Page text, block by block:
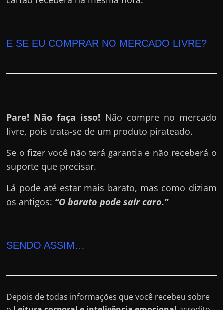
E SE EU COMPRAR NO MERCADO LIVRE?
Pare! Não faça isso! Não compre no mercado
livre, pois trata-se de um produto pirateado.
Se o fizer você não terá garantia e não receberá o
suporte que precisar.
Lá pode até estar mais barato, mas como diziam
os antigos: “O barato pode sair caro.”
SENDO ASSIM…
Depois de todas informações que você recebeu sobre